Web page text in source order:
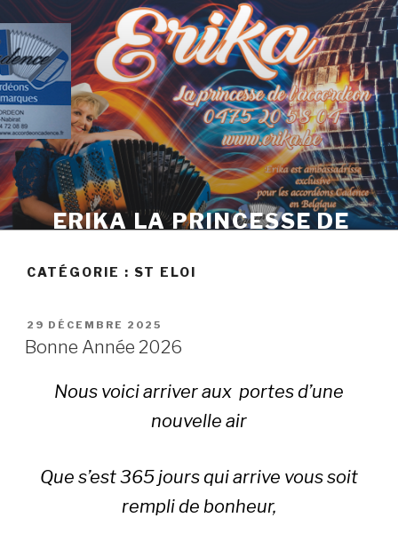
Skip
to
content
ERIKA LA PRINCESSE DE
CATÉGORIE : ST ELOI
POSTED
ON
29 DÉCEMBRE 2025
Bonne Année 2026
Nous voici arriver aux portes d’une
nouvelle air
Que s’est 365 jours qui arrive vous soit
rempli de bonheur,